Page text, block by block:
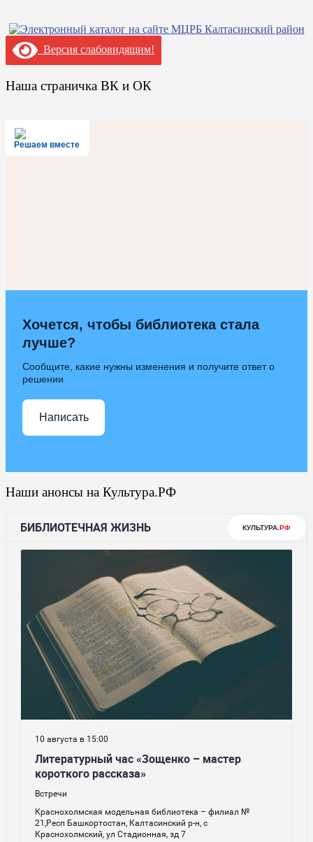
Версия слабовидящим!
Наша страничка ВК и ОК
Решаем вместе
Хочется, чтобы библиотека стала
лучше?
Сообщите, какие нужны изменения и получите ответ о
решении
Написать
Наши анонсы на Культура.РФ